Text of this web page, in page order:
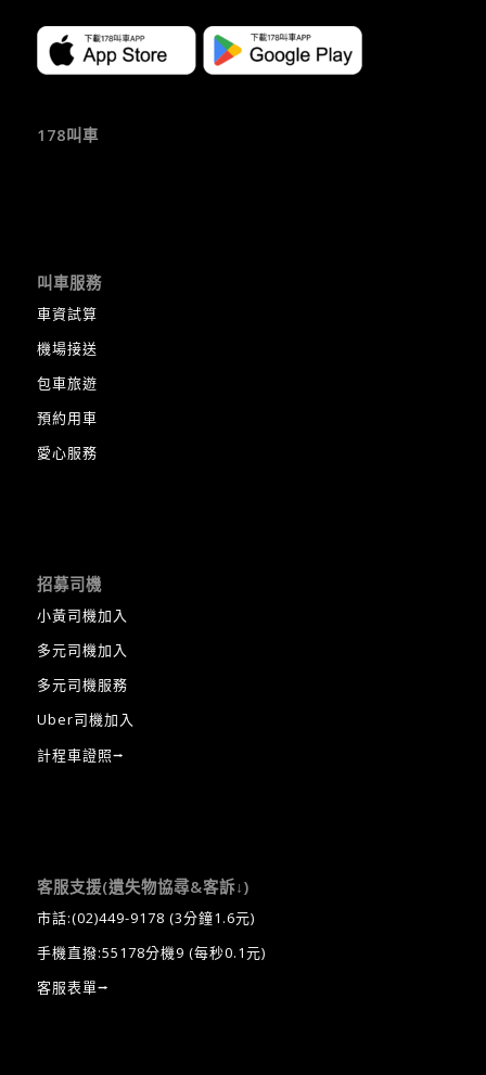
178叫車
叫車服務
車資試算
機場接送
包車旅遊
預約用車
愛心服務
招募司機
小黃司機加入
多元司機加入
多元司機服務
Uber司機加入
計程車證照⭢
客服支援(遺失物協尋&客訴↓)
市話:(02)449-9178 (3分鐘1.6元)
手機直撥:55178分機9 (每秒0.1元)
客服表單⭢